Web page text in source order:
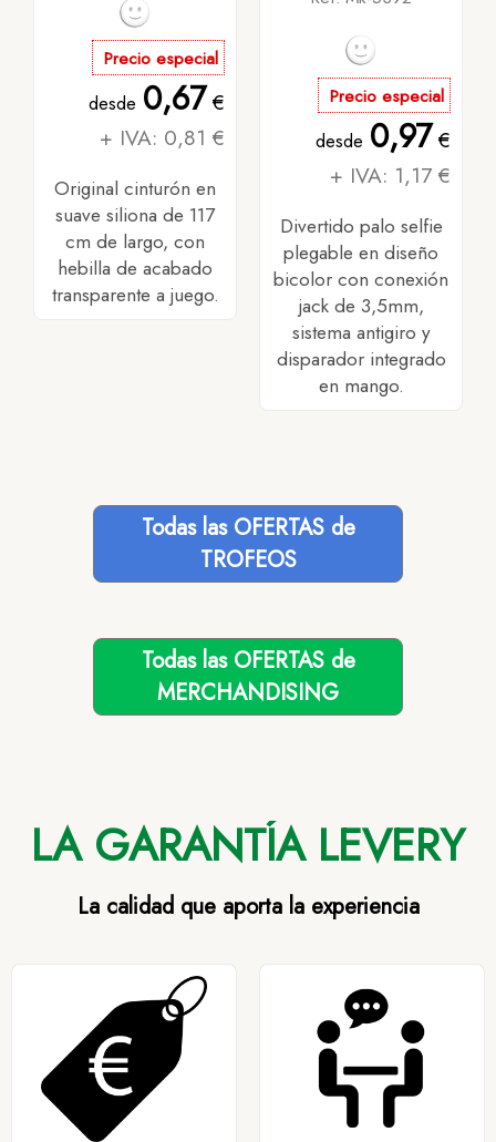
Precio especial
desde 0,67 €
+ IVA: 0,81 €
Original cinturón en
suave siliona de 117
cm de largo, con
hebilla de acabado
transparente a juego.
Precio especial
desde 0,97 €
+ IVA: 1,17 €
Divertido palo selfie
plegable en diseño
bicolor con conexión
jack de 3,5mm,
sistema antigiro y
disparador integrado
en mango.
Todas las OFERTAS de
TROFEOS
Todas las OFERTAS de
MERCHANDISING
LA GARANTÍA LEVERY
La calidad que aporta la experiencia